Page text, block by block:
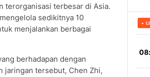
terorganisasi terbesar di Asia.
sedikitnya 10
menjalankan berbagai
berhadapan dengan
jaringan tersebut, Chen Zhi,